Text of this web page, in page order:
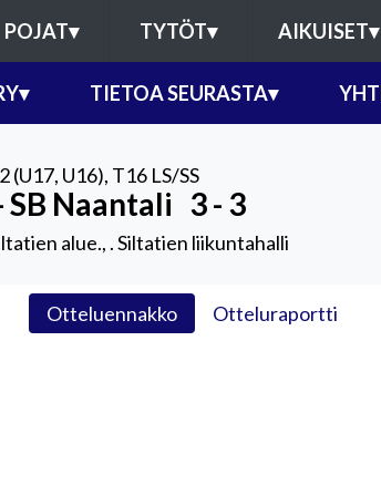
POJAT▾ TYTÖT▾ AIKUISET▾
▾ TIETOA SEURASTA▾
(U17, U16), T16 LS/SS
Naantali 3 - 3
alue., . Siltatien liikuntahalli
Otteluennakko Otteluraportti